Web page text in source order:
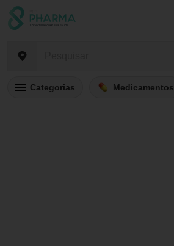
Categorias Medicamentos